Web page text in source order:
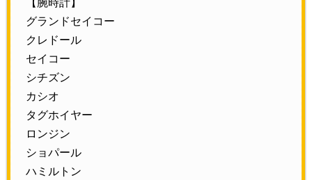
グランドセイコー
クレドール
セイコー
シチズン
カシオ
タグホイヤー
ロンジン
ショパール
ハミルトン